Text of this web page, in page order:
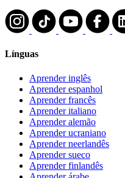
Línguas
Aprender inglês
Aprender espanhol
Aprender francês
Aprender italiano
Aprender alemão
Aprender ucraniano
Aprender neerlandês
Aprender sueco
Aprender finlandês